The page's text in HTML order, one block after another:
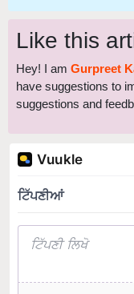
Like this
Hey! I am Gurpreet
have suggestions to
suggestions and